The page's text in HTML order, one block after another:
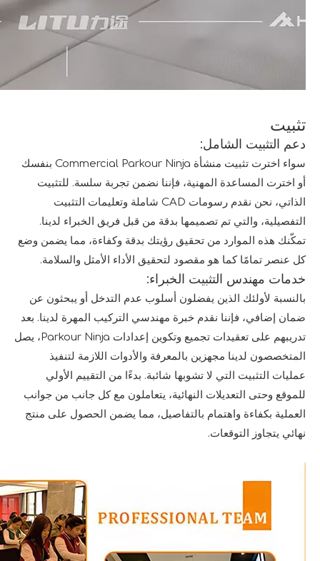
تثبيت
دعم التثبيت الشامل:
سواء اخترت تثبيت منشأة Commercial Parkour Ninja بنفسك
أو اخترت المساعدة المهنية، فإننا نضمن تجربة سلسة. للتثبيت
الذاتي، نحن نقدم رسومات CAD شاملة وتعليمات التثبيت
التفصيلية، والتي تم تصميمها بدقة من قبل فريق الخبراء لدينا.
تمكّنك هذه الموارد من تحقيق رؤيتك بدقة وكفاءة، مما يضمن وضع
كل عنصر تمامًا كما هو مقصود لتحقيق الأداء الأمثل والسلامة.
خدمات مهندس التثبيت الخبراء:
بالنسبة لأولئك الذين يفضلون أسلوب عدم التدخل أو يبحثون عن
ضمان إضافي، فإننا نقدم خبرة مهندسي التركيب المهرة لدينا. بعد
تدريبهم على تعقيدات تجميع وتكوين إعدادات Parkour Ninja، يصل
المتخصصون لدينا مجهزين بالمعرفة والأدوات اللازمة لتنفيذ
عمليات التثبيت التي لا تشوبها شائبة. بدءًا من التقييم الأولي
للموقع وحتى التعديلات النهائية، يتعاملون مع كل جانب من جوانب
العملية بكفاءة واهتمام بالتفاصيل، مما يضمن الحصول على منتج
نهائي يتجاوز التوقعات.